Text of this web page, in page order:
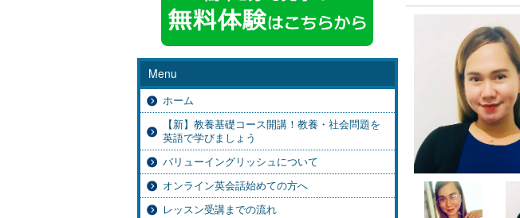
ス
Menu
ホーム
【新】教養基礎コース開講！教養・社会問題を
英語で学びましょう
バリューイングリッシュについて
オンライン英会話始めての方へ
レッスン受講までの流れ